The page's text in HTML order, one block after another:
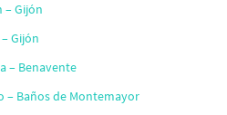
– Gijón
Gijón
– Benavente
– Baños de Montemayor